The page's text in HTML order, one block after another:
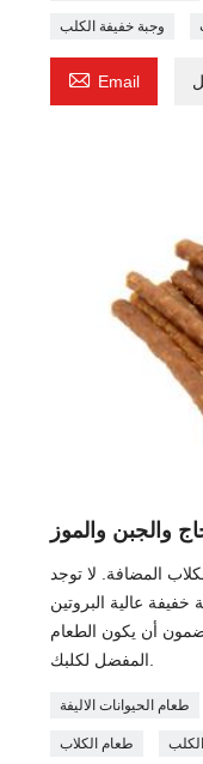
وجبة خفيفة الكلب
 Email
والجبن والموز
المضافة. لا توجد
عالية البروتين
مضمون أن يكون الطعام
طعام الحيوانات الاليفة
طعام الكلاب